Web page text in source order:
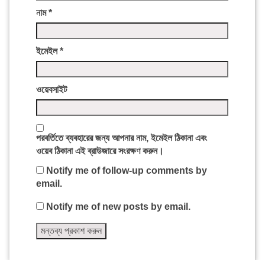
নাম*
ইমেইল*
ওয়েবসাইট
পরবর্তিতে ব্যবহারের জন্য আপনার নাম, ইমেইল ঠিকানা এবং
ওয়েব ঠিকানা এই ব্রাউজারে সংরক্ষণ করুন।
Notify me of follow-up comments by
email.
Notify me of new posts by email.